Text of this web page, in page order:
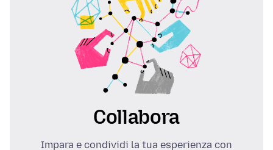
Collabora
Impara e condividi la tua esperienza con